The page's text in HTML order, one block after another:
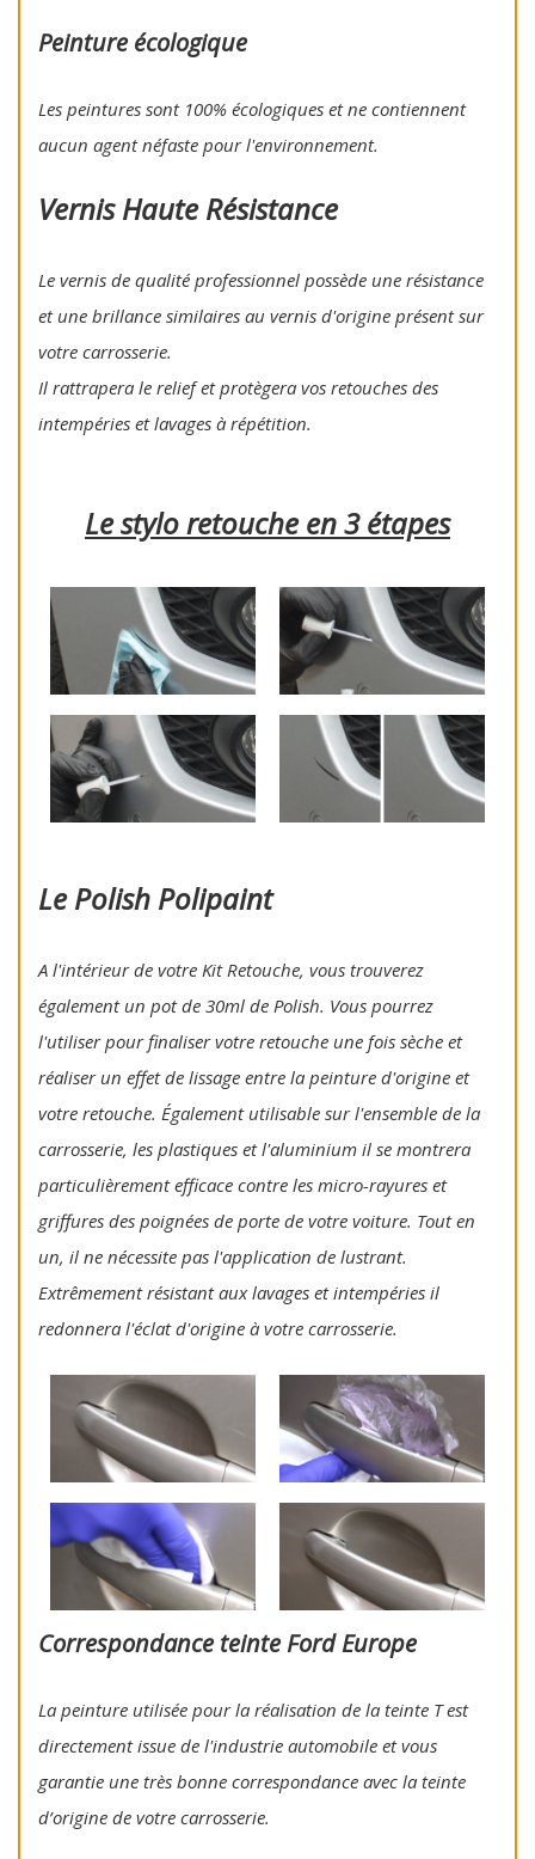
Peinture écologique
Les peintures sont 100% écologiques et ne contiennent
aucun agent néfaste pour l'environnement.
Vernis Haute Résistance
Le vernis de qualité professionnel possède une résistance
et une brillance similaires au vernis d'origine présent sur
votre carrosserie.
Il rattrapera le relief et protègera vos retouches des
intempéries et lavages à répétition.
Le stylo retouche en 3 étapes
Le Polish Polipaint
A l'intérieur de votre Kit Retouche, vous trouverez
également un pot de 30ml de Polish. Vous pourrez
l'utiliser pour finaliser votre retouche une fois sèche et
réaliser un effet de lissage entre la peinture d'origine et
votre retouche. Également utilisable sur l'ensemble de la
carrosserie, les plastiques et l'aluminium il se montrera
particulièrement efficace contre les micro-rayures et
griffures des poignées de porte de votre voiture. Tout en
un, il ne nécessite pas l'application de lustrant.
Extrêmement résistant aux lavages et intempéries il
redonnera l'éclat d'origine à votre carrosserie.
Correspondance teinte Ford Europe
La peinture utilisée pour la réalisation de la teinte T est
directement issue de l'industrie automobile et vous
garantie une très bonne correspondance avec la teinte
d’origine de votre carrosserie.